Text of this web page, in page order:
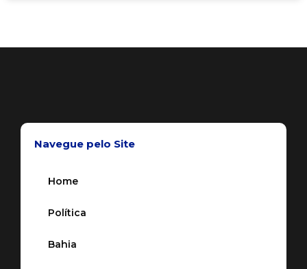
Navegue pelo Site
Home
Política
Bahia